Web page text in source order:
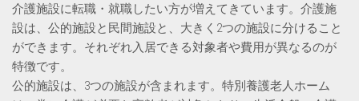
介護施設に転職・就職したい方が増えてきています。介護施
設は、公的施設と民間施設と、大きく2つの施設に分けること
ができます。それぞれ入居できる対象者や費用が異なるのが
特徴です。
公的施設は、3つの施設が含まれます。特別養護老人ホーム